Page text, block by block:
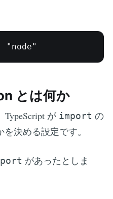
"node"
とは何か
TypeScript が import の
決める設定です。
があったとしま